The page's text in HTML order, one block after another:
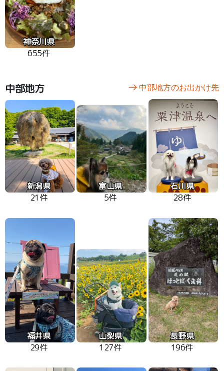
神奈川県
655件
中部地方 中部地方のお出かけ先
新潟県
21件
富山県
5件
石川県
28件
福井県
29件
山梨県
127件
長野県
196件